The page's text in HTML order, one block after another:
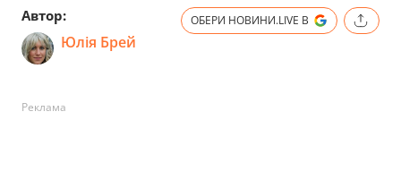
Автор:
Юлія Брей
ОБЕРИ НОВИНИ.LIVE В
Реклама